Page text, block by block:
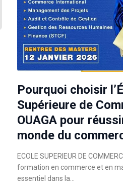
Pourquoi choisir
Supérieure de
OUAGA pour
monde du
ECOLE SUPERIEUR DE
formation en commerce et en
essentiel dans la…